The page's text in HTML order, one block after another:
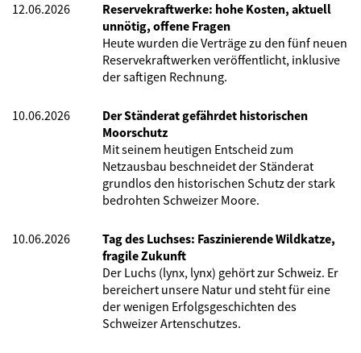
12.06.2026
Reservekraftwerke: hohe Kosten, aktuell
unnötig, offene Fragen
Heute wurden die Verträge zu den fünf neuen
Reservekraftwerken veröffentlicht, inklusive
der saftigen Rechnung.
10.06.2026
Der Ständerat gefährdet historischen
Moorschutz
Mit seinem heutigen Entscheid zum
Netzausbau beschneidet der Ständerat
grundlos den historischen Schutz der stark
bedrohten Schweizer Moore.
10.06.2026
Tag des Luchses: Faszinierende Wildkatze,
fragile Zukunft
Der Luchs (lynx, lynx) gehört zur Schweiz. Er
bereichert unsere Natur und steht für eine
der wenigen Erfolgsgeschichten des
Schweizer Artenschutzes.